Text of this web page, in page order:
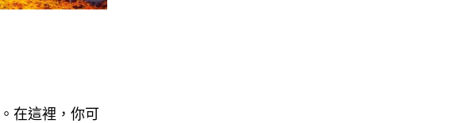
。在這裡，你可